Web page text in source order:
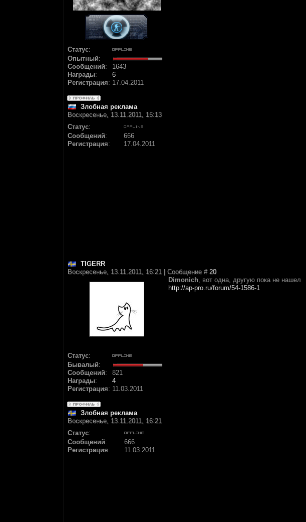
Статус:
Опытный:
Сообщений:
1643
Награды:
6
Регистрация: 17.04.2011
Злобная реклама
Воскресенье, 13.11.2011, 15:13
Статус:
Сообщений:
666
Регистрация: 17.04.2011
TIGERR
Воскресенье, 13.11.2011, 16:21 | Сообщение # 20
Статус:
Бывалый:
Сообщений:
821
Награды:
4
Регистрация: 11.03.2011
Dimonich, вот одна, другую пока не нашел
http://ap-pro.ru/forum/54-1586-1
Злобная реклама
Воскресенье, 13.11.2011, 16:21
Статус:
Сообщений:
666
Регистрация: 11.03.2011